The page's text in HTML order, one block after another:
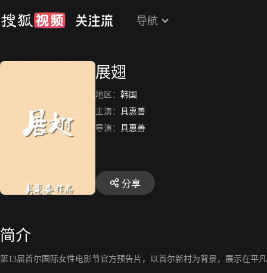
导航
展翅
地区： 韩国
主演： 具惠善
导演： 具惠善
分享
简介
第13届首尔国际女性电影节官方预告片，以首尔新村为背景，展示在平